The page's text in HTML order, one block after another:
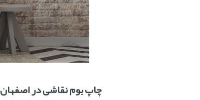
چاپ بوم نقاشی در اصفهان